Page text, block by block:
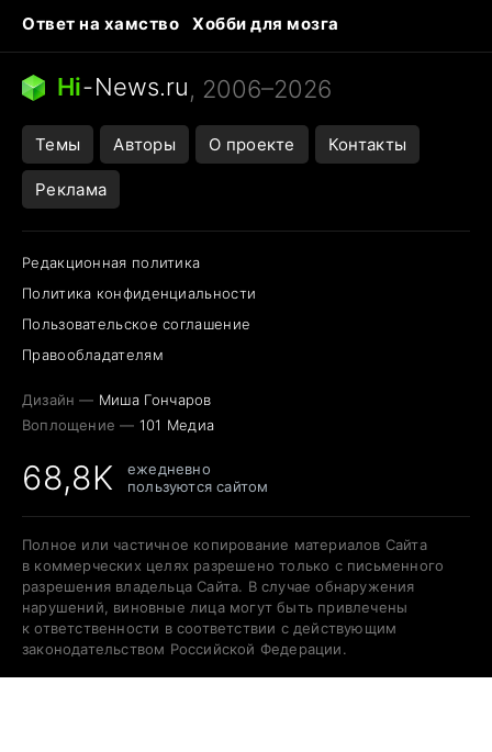
Ответ на хамство
Хобби для мозга
Бензин 100 и 95
Тунцы в океанариуме
Следующая пандемия
Hi-News.ru, 2006–2026
Темы Авторы О проекте Контакты
Реклама
Редакционная политика
Политика конфиденциальности
Пользовательское соглашение
Правообладателям
Дизайн — Миша Гончаров
Воплощение — 101 Медиа
68,8K
ежедневно
пользуются сайтом
Полное или частичное копирование материалов Сайта
в коммерческих целях разрешено только с письменного
разрешения владельца Сайта. В случае обнаружения
нарушений, виновные лица могут быть привлечены
к ответственности в соответствии с действующим
законодательством Российской Федерации.